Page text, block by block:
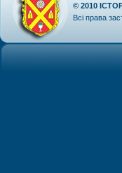
© 2010
Всі права